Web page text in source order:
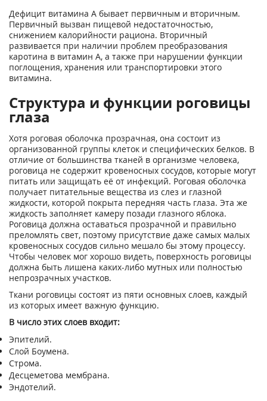
Дефицит витамина А бывает первичным и вторичным.
Первичный вызван пищевой недостаточностью,
снижением калорийности рациона. Вторичный
развивается при наличии проблем преобразования
каротина в витамин А, а также при нарушении функции
поглощения, хранения или транспортировки этого
витамина.
Структура и функции роговицы
глаза
Хотя роговая оболочка прозрачная, она состоит из
организованной группы клеток и специфических белков. В
отличие от большинства тканей в организме человека,
роговица не содержит кровеносных сосудов, которые могут
питать или защищать её от инфекций. Роговая оболочка
получает питательные вещества из слез и глазной
жидкости, которой покрыта передняя часть глаза. Эта же
жидкость заполняет камеру позади глазного яблока.
Роговица должна оставаться прозрачной и правильно
преломлять свет, поэтому присутствие даже самых малых
кровеносных сосудов сильно мешало бы этому процессу.
Чтобы человек мог хорошо видеть, поверхность роговицы
должна быть лишена каких-либо мутных или полностью
непрозрачных участков.
Ткани роговицы состоят из пяти основных слоев, каждый
из которых имеет важную функцию.
В число этих слоев входит:
Эпителий.
Слой Боумена.
Строма.
Десцеметова мембрана.
Эндотелий.